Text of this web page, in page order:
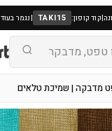
|קוד קופון: TAKI15
|נגמר בעוד
מדבקה | שמיכת טלאים